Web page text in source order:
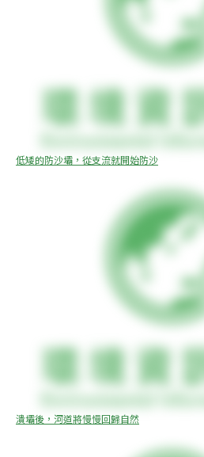
低矮的防沙壩，從支流就開始防沙
潰壩後，河道將慢慢回歸自然